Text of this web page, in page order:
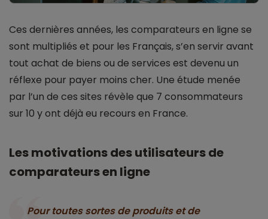
Ces dernières années, les comparateurs en ligne se
sont multipliés et pour les Français, s’en servir avant
tout achat de biens ou de services est devenu un
réflexe pour payer moins cher. Une étude menée
par l’un de ces sites révèle que 7 consommateurs
sur 10 y ont déjà eu recours en France.
Les motivations des utilisateurs de
comparateurs en ligne
Pour toutes sortes de produits et de